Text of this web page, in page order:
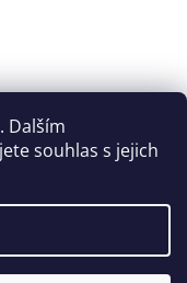
Dalším
souhlas s jejich